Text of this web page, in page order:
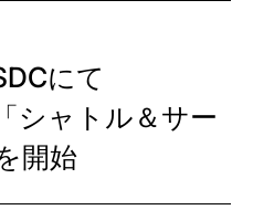
にて
シャトル＆サー
開始